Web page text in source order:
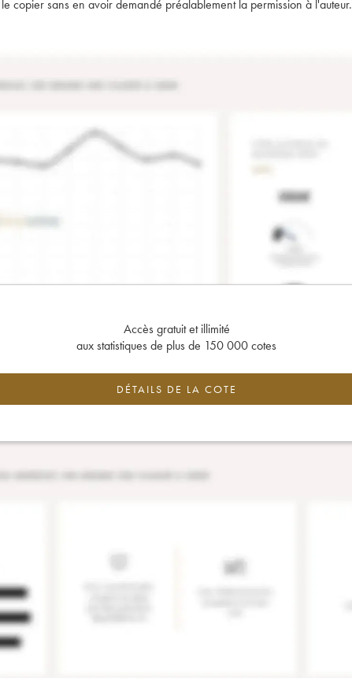
copier sans en avoir demandé préalablement la permission à l'auteur.
Accès gratuit et illimité
aux statistiques de plus de 150 000 cotes
DÉTAILS DE LA COTE